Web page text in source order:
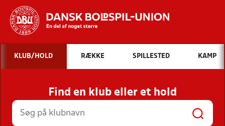
Hvad vil du søge efter?
INDHOLD OG NYHEDER
STILLINGER, RESULTATER, KLUBBER OG
HOLD
KLUB/HOLD RÆKKE SPILLESTED KAMP
Find en klub eller et hold